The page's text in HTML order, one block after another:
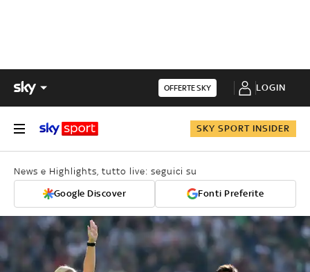
OFFERTE SKY LOGIN
SKY SPORT INSIDER
News e Highlights, tutto live: seguici su
Google Discover Fonti Preferite